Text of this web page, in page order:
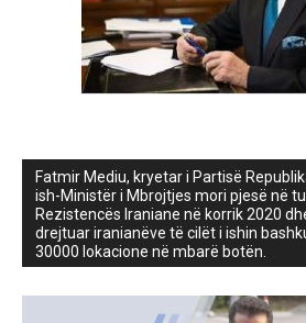
Fatmir Mediu, kryetar i Partisë
ish-Ministër i Mbrojtjes mori pjesë në
Rezistencës Iraniane në korrik 2020
drejtuar iranianëve të cilët i ishin
30000 lokacione në mbarë botën.